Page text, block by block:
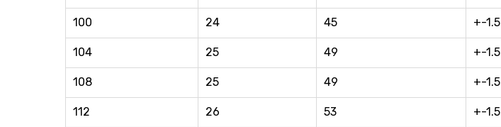
100 24 45 +-1.5
104 25 49 +-1.5
108 25 49 +-1.5
112 26 53 +-1.5